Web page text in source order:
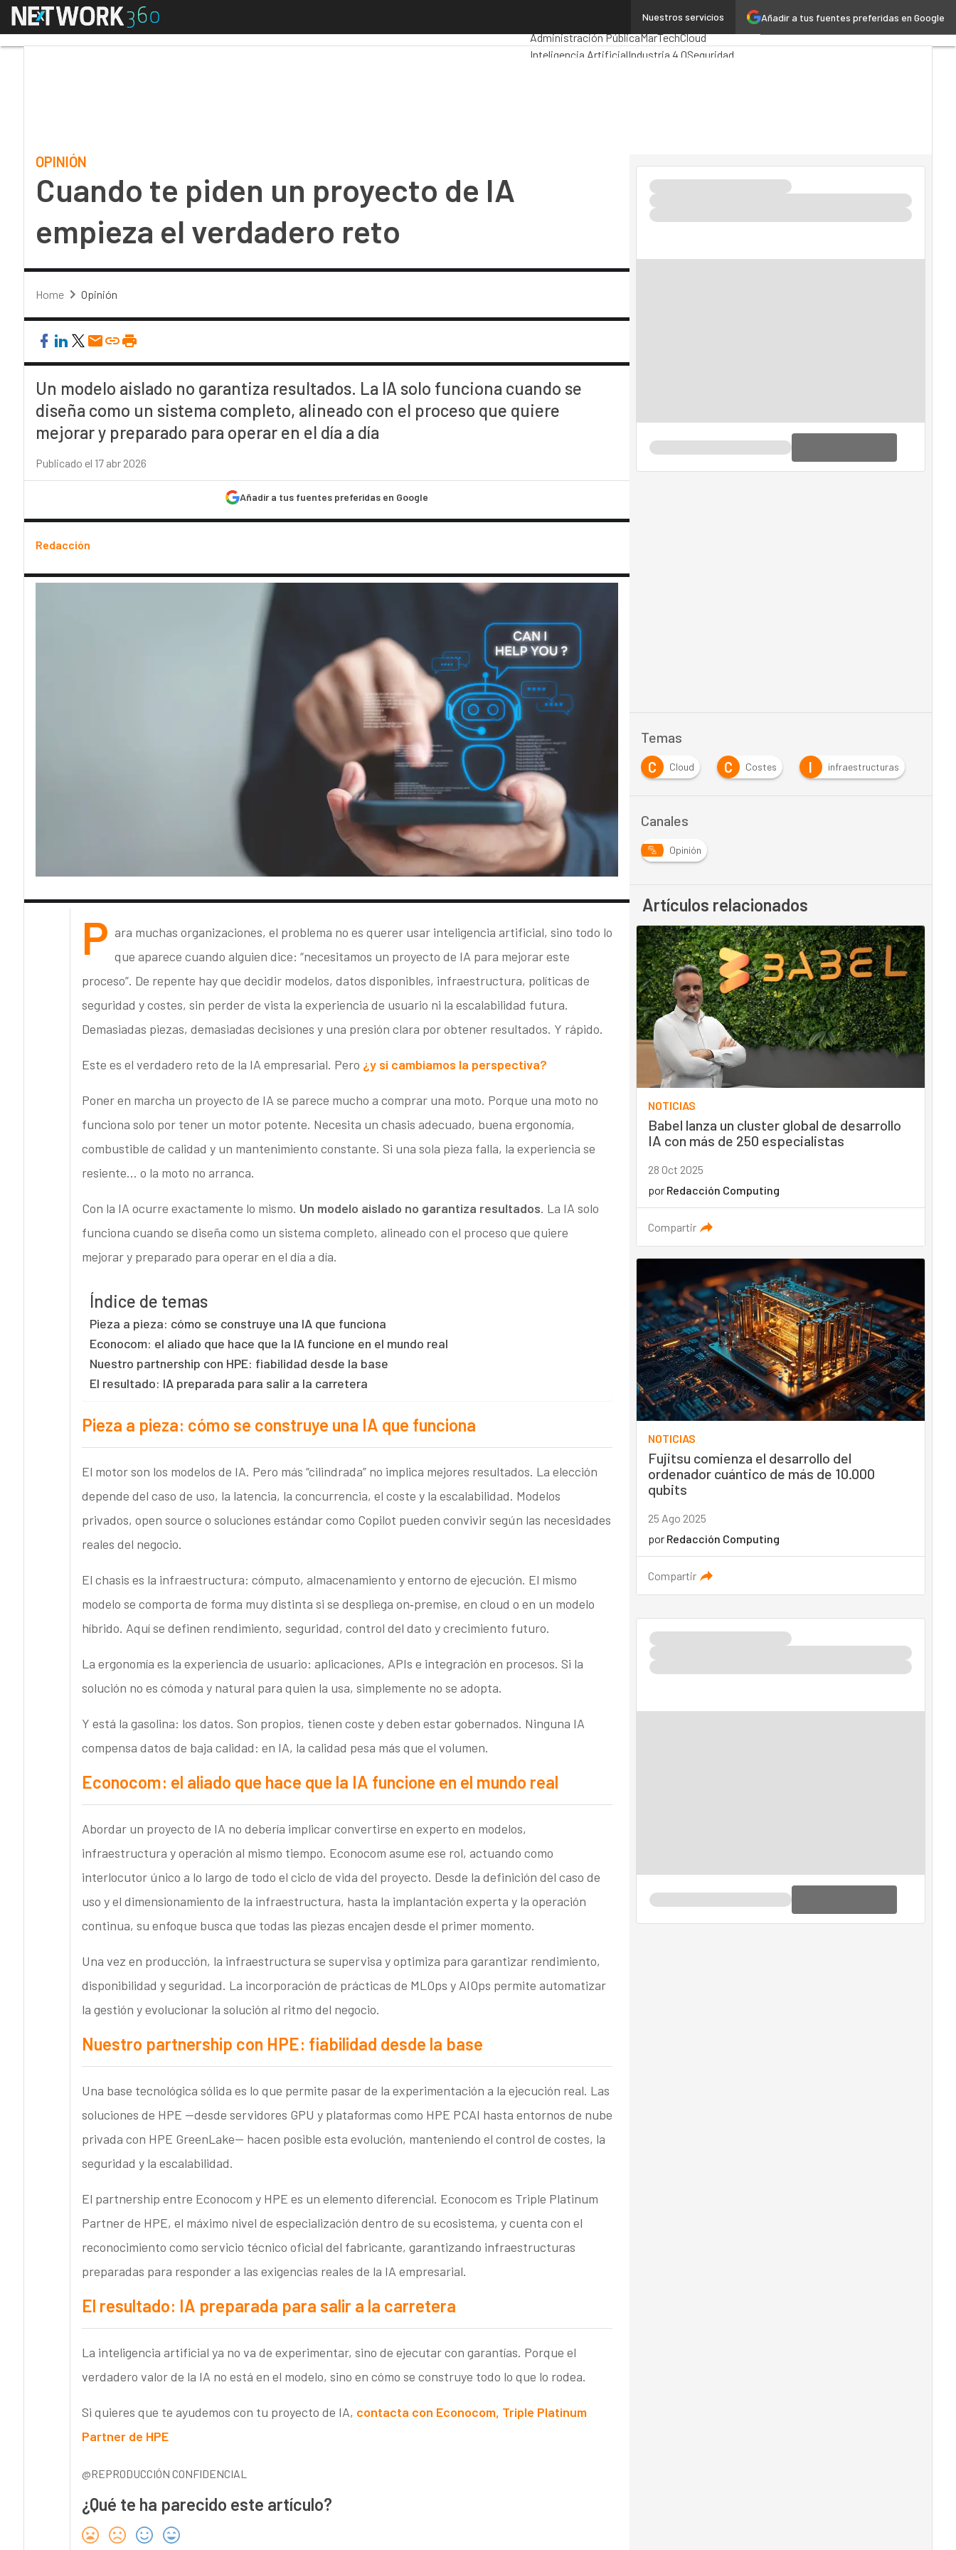
Añadir a tus fuentes preferidas en Google
Nuestros servicios
Menú
Analytics
Administración PúblicaMarTechCloud
Inteligencia ArtificialIndustria 4.0Seguridad
OPINIÓN
Cuando te piden un proyecto de IA
empieza el verdadero reto
Home Opinión
Un modelo aislado no garantiza resultados. La IA solo funciona cuando se
diseña como un sistema completo, alineado con el proceso que quiere
mejorar y preparado para operar en el día a día
Publicado el 17 abr 2026
Añadir a tus fuentes preferidas en Google
Redacción
P ara muchas organizaciones, el problema no es querer usar inteligencia artificial, sino todo lo
que aparece cuando alguien dice: “necesitamos un proyecto de IA para mejorar este
proceso”. De repente hay que decidir modelos, datos disponibles, infraestructura, políticas de
seguridad y costes, sin perder de vista la experiencia de usuario ni la escalabilidad futura.
Demasiadas piezas, demasiadas decisiones y una presión clara por obtener resultados. Y rápido.
Este es el verdadero reto de la IA empresarial. Pero ¿y si cambiamos la perspectiva?
Poner en marcha un proyecto de IA se parece mucho a comprar una moto. Porque una moto no
funciona solo por tener un motor potente. Necesita un chasis adecuado, buena ergonomía,
combustible de calidad y un mantenimiento constante. Si una sola pieza falla, la experiencia se
resiente… o la moto no arranca.
Con la IA ocurre exactamente lo mismo. Un modelo aislado no garantiza resultados. La IA solo
funciona cuando se diseña como un sistema completo, alineado con el proceso que quiere
mejorar y preparado para operar en el día a día.
Índice de temas
Pieza a pieza: cómo se construye una IA que funciona
Econocom: el aliado que hace que la IA funcione en el mundo real
Nuestro partnership con HPE: fiabilidad desde la base
El resultado: IA preparada para salir a la carretera
Pieza a pieza: cómo se construye una IA que funciona
El motor son los modelos de IA. Pero más “cilindrada” no implica mejores resultados. La elección
depende del caso de uso, la latencia, la concurrencia, el coste y la escalabilidad. Modelos
privados, open source o soluciones estándar como Copilot pueden convivir según las necesidades
reales del negocio.
El chasis es la infraestructura: cómputo, almacenamiento y entorno de ejecución. El mismo
modelo se comporta de forma muy distinta si se despliega on‑premise, en cloud o en un modelo
híbrido. Aquí se definen rendimiento, seguridad, control del dato y crecimiento futuro.
La ergonomía es la experiencia de usuario: aplicaciones, APIs e integración en procesos. Si la
solución no es cómoda y natural para quien la usa, simplemente no se adopta.
Y está la gasolina: los datos. Son propios, tienen coste y deben estar gobernados. Ninguna IA
compensa datos de baja calidad: en IA, la calidad pesa más que el volumen.
Econocom: el aliado que hace que la IA funcione en el mundo real
Abordar un proyecto de IA no debería implicar convertirse en experto en modelos,
infraestructura y operación al mismo tiempo. Econocom asume ese rol, actuando como
interlocutor único a lo largo de todo el ciclo de vida del proyecto. Desde la definición del caso de
uso y el dimensionamiento de la infraestructura, hasta la implantación experta y la operación
continua, su enfoque busca que todas las piezas encajen desde el primer momento.
Una vez en producción, la infraestructura se supervisa y optimiza para garantizar rendimiento,
disponibilidad y seguridad. La incorporación de prácticas de MLOps y AIOps permite automatizar
la gestión y evolucionar la solución al ritmo del negocio.
Nuestro partnership con HPE: fiabilidad desde la base
Una base tecnológica sólida es lo que permite pasar de la experimentación a la ejecución real. Las
soluciones de HPE —desde servidores GPU y plataformas como HPE PCAI hasta entornos de nube
privada con HPE GreenLake— hacen posible esta evolución, manteniendo el control de costes, la
seguridad y la escalabilidad.
El partnership entre Econocom y HPE es un elemento diferencial. Econocom es Triple Platinum
Partner de HPE, el máximo nivel de especialización dentro de su ecosistema, y cuenta con el
reconocimiento como servicio técnico oficial del fabricante, garantizando infraestructuras
preparadas para responder a las exigencias reales de la IA empresarial.
El resultado: IA preparada para salir a la carretera
La inteligencia artificial ya no va de experimentar, sino de ejecutar con garantías. Porque el
verdadero valor de la IA no está en el modelo, sino en cómo se construye todo lo que lo rodea.
Si quieres que te ayudemos con tu proyecto de IA, contacta con Econocom, Triple Platinum
Partner de HPE
@REPRODUCCIÓN CONFIDENCIAL
¿Qué te ha parecido este artículo?
Temas
A
Almacenamiento C Cloud C Costes I infraestructuras
Canales
Opinión
Artículos relacionados
NOTICIAS
Babel lanza un cluster global de desarrollo
IA con más de 250 especialistas
28 Oct 2025
por Redacción Computing
Compartir
NOTICIAS
Fujitsu comienza el desarrollo del
ordenador cuántico de más de 10.000
qubits
25 Ago 2025
por Redacción Computing
Compartir